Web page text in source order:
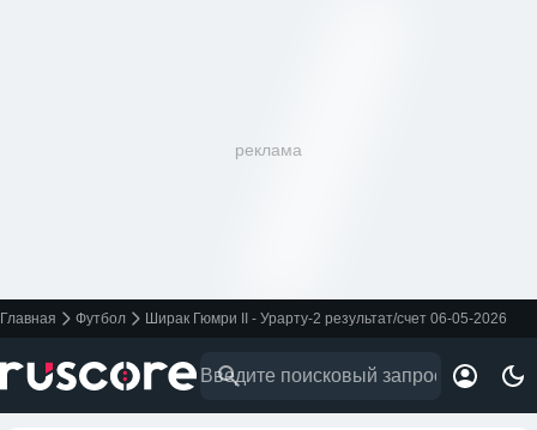
реклама
Главная Футбол Ширак Гюмри II - Урарту-2 результат/счет 06-05-2026